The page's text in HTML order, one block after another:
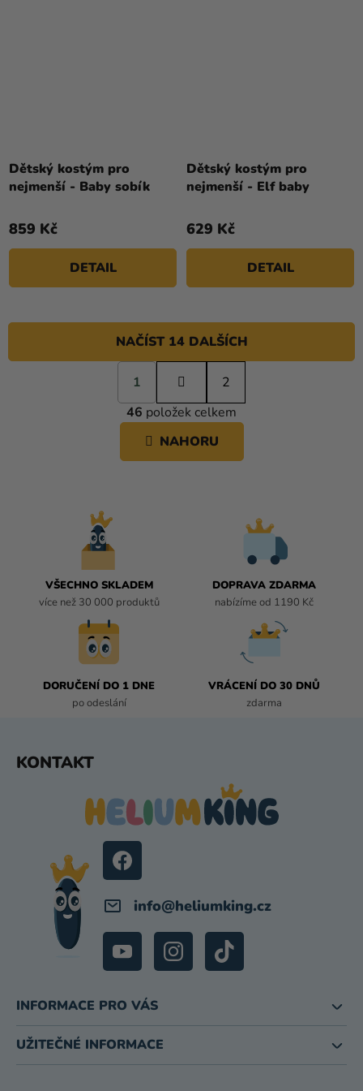
Dětský kostým pro
nejmenší - Baby sobík
859 Kč
DETAIL
Dětský kostým pro
nejmenší - Elf baby
629 Kč
DETAIL
O
V
L
Á
NAČÍST 14 DALŠÍCH
S
t
r
á
k
o
1
2
46 položek celkem
NAHORU
VŠECHNO SKLADEM
více než 30 000 produktů
DOPRAVA ZDARMA
nabízíme od 1190 Kč
DORUČENÍ DO 1 DNE
po odeslání
VRÁCENÍ DO 30 DNŮ
zdarma
KONTAKT
info@heliumking.cz
INFORMACE PRO VÁS
UŽITEČNÉ INFORMACE